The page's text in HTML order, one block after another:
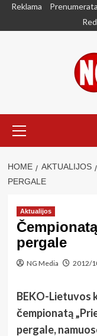
SkipReklama Prenumerata
Menu
HOME AKTUALIJOS
PERGALE
Aktualijos
pergale
NG Media 2012/
BEKO-Lietuvos
čempionatą„
pergale,